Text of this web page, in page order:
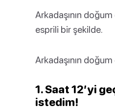
Arkadaşının
esprili bir şekilde.
Arkadaşının
1. Saat 12’yi
istedim!